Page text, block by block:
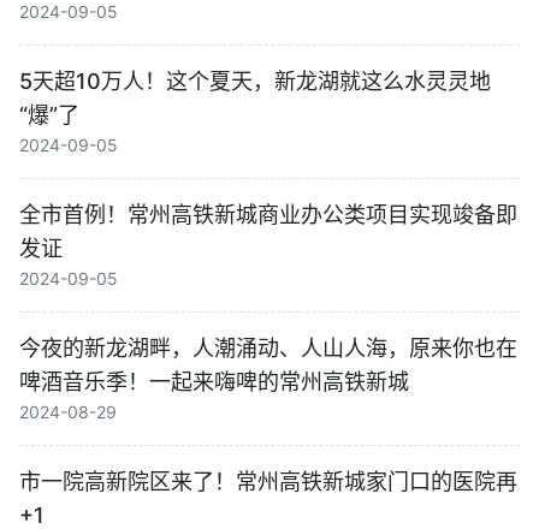
2024-09-05
5天超10万人！这个夏天，新龙湖就这么水灵灵地
“爆”了
2024-09-05
全市首例！常州高铁新城商业办公类项目实现竣备即
发证
2024-09-05
今夜的新龙湖畔，人潮涌动、人山人海，原来你也在
啤酒音乐季！一起来嗨啤的常州高铁新城
2024-08-29
市一院高新院区来了！常州高铁新城家门口的医院再
+1